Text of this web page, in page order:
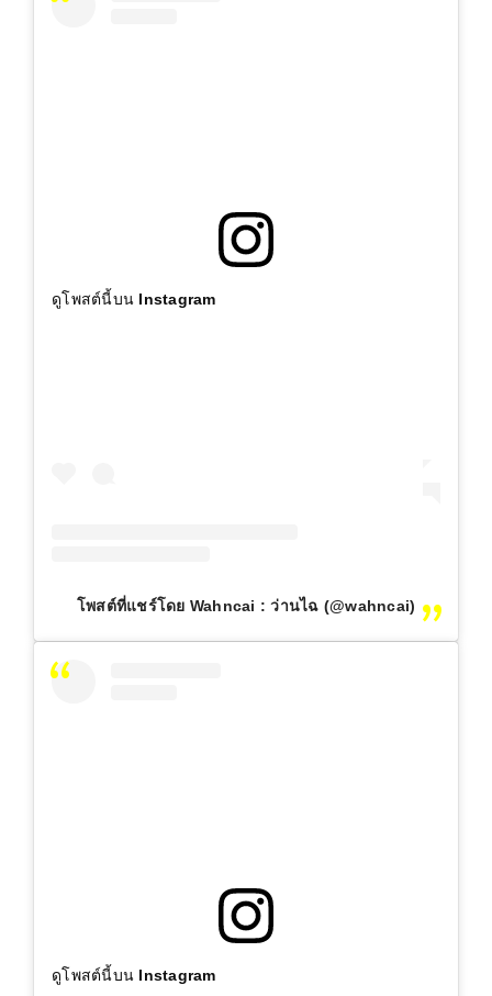
ดูโพสต์นี้บน Instagram
โพสต์ที่แชร์โดย Wahncai : ว่านไฉ (@wahncai)
ดูโพสต์นี้บน Instagram